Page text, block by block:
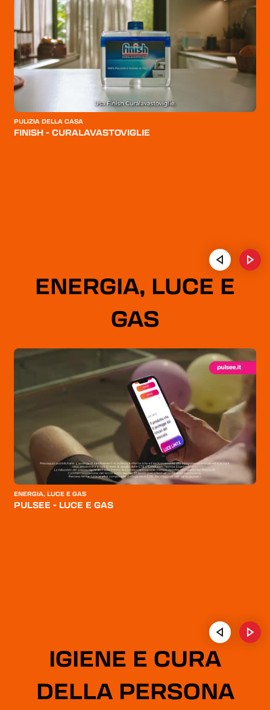
PULIZIA DELLA CASA
FINISH - CURALAVASTOVIGLIE
ENERGIA, LUCE E
GAS
ENERGIA, LUCE E GAS
PULSEE - LUCE E GAS
IGIENE E CURA
DELLA PERSONA